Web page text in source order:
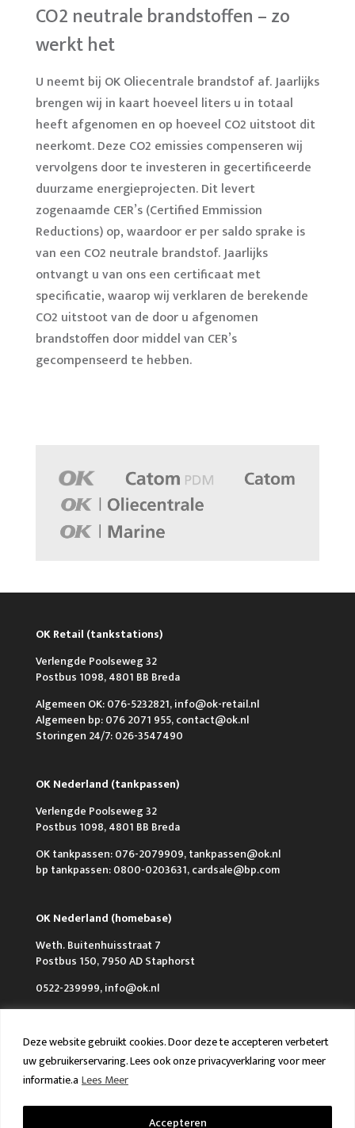
Deze website gebruikt cookies. Door deze te accepteren verbetert
uw gebruikerservaring. Lees ook onze privacyverklaring voor meer
informatie.a Lees Meer
Accepteren
CO2 neutrale brandstoffen – zo
werkt het
U neemt bij OK Oliecentrale brandstof af. Jaarlijks
brengen wij in kaart hoeveel liters u in totaal
heeft afgenomen en op hoeveel CO2 uitstoot dit
neerkomt. Deze CO2 emissies compenseren wij
vervolgens door te investeren in gecertificeerde
duurzame energieprojecten. Dit levert
zogenaamde CER’s (Certified Emmission
Reductions) op, waardoor er per saldo sprake is
van een CO2 neutrale brandstof. Jaarlijks
ontvangt u van ons een certificaat met
specificatie, waarop wij verklaren de berekende
CO2 uitstoot van de door u afgenomen
brandstoffen door middel van CER’s
gecompenseerd te hebben.
OK Retail (tankstations)
Verlengde Poolseweg 32
Postbus 1098, 4801 BB Breda
Algemeen OK: 076-5232821, info@ok-retail.nl
Algemeen bp: 076 2071 955, contact@ok.nl
Storingen 24/7: 026-3547490
OK Nederland (tankpassen)
Verlengde Poolseweg 32
Postbus 1098, 4801 BB Breda
OK tankpassen: 076-2079909, tankpassen@ok.nl
bp tankpassen: 0800-0203631, cardsale@bp.com
OK Nederland (homebase)
Weth. Buitenhuisstraat 7
Postbus 150, 7950 AD Staphorst
0522-239999, info@ok.nl
Over OK
FAQ en Contact
VCA & ISO